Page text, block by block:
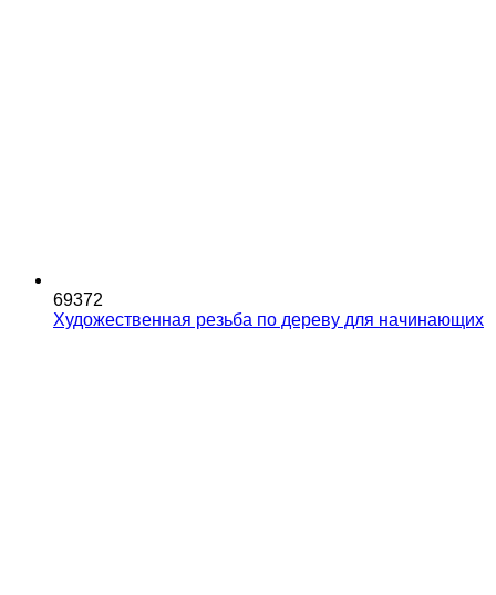
69372
Художественная резьба по дереву для начинающих